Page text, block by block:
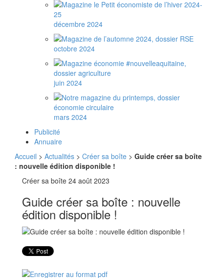
décembre 2024
octobre 2024
juin 2024
mars 2024
Publicité
Annuaire
Accueil > Actualités > Créer sa boîte > Guide créer sa boîte
: nouvelle édition disponible !
Créer sa boîte 24 août 2023
Guide créer sa boîte : nouvelle
édition disponible !